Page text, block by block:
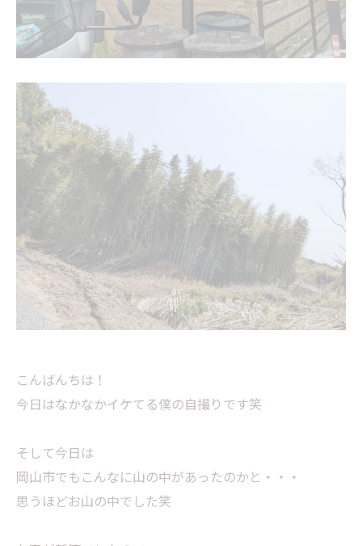
こんばんちは！
今日はなかなかイケてる僕の自撮りです笑
そして今日は
岡山市でもこんなに山の中があったのかと・・・
思うほどお山の中でした笑